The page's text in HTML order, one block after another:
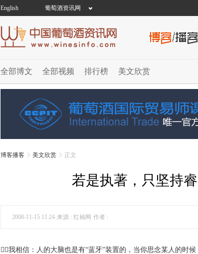
English 葡萄酒资讯网
全部博文 全部视频 排行榜 美文欣赏
博客播客 美文欣赏 正文
若是执著，只坚持
2008-11-15 11:24 来源 : 红袖网 作者 :
我相信：人的大脑也是有“蓝牙”装置的，当你思念某人的时